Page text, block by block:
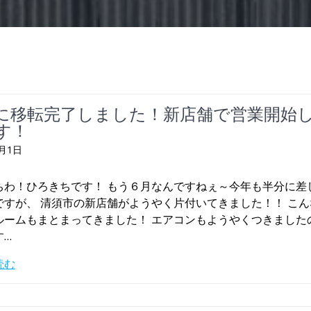
移転完了しました！新店舗で営業開始
！
1日
わ！ひろきちです！ もう６月なんですねぇ～今年も半分に差
すが、 清須市の新店舗がようやく片付いてきました！！ こ
ームもまとまってきました！ エアコンもようやくつきました
…
む